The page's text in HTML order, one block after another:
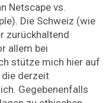
Netscape vs.
Die Schweiz (wie
zurückhaltend
allem bei
stütze mich hier auf
die derzeit
Gegebenenfalls